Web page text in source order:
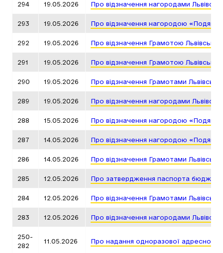
294 19.05.2026 Про відзначення нагородами
293 19.05.2026 Про відзначення нагородою «Подяка
292 19.05.2026 Про відзначення Грамотою
291 19.05.2026 Про відзначення Грамотою
290 19.05.2026 Про відзначення Грамотами
289 19.05.2026 Про відзначення нагородами
288 15.05.2026 Про відзначення нагородою «Подяка
287 14.05.2026 Про відзначення нагородою «Подяка
286 14.05.2026 Про відзначення Грамотами
285 12.05.2026 Про затвердження паспорта
284 12.05.2026 Про відзначення Грамотами
283 12.05.2026 Про відзначення нагородами
250-
282
11.05.2026 Про надання одноразової адресної